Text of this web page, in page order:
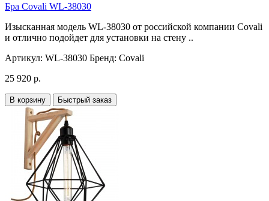
Бра Covali WL-38030
Изысканная модель WL-38030 от российской компании Covali
и отлично подойдет для установки на стену ..
Артикул: WL-38030 Бренд: Covali
25 920 р.
В корзину Быстрый заказ